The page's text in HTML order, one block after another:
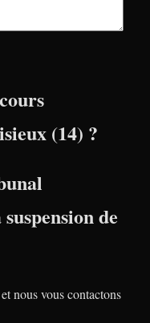
(14) ?
de
nous vous contactons